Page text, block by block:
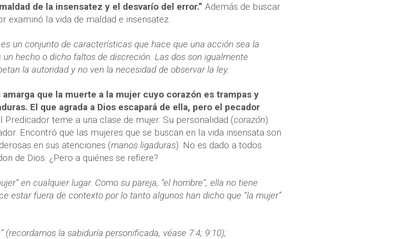
de la insensatez y el desvarío del error.” Además de buscar
examinó la vida de maldad e insensatez.
un conjunto de características que hace que una acción sea la
hecho o dicho faltos de discreción. Las dos son igualmente
la autoridad y no ven la necesidad de observar la ley.
amarga que la muerte a la mujer cuyo corazón es trampas y
El que agrada a Dios escapará de ella, pero el pecador
Predicador teme a una clase de mujer. Su personalidad (corazón)
Encontró que las mujeres que se buscan en la vida insensata son
en sus atenciones (manos ligaduras). No es dado a todos
de Dios. ¿Pero a quiénes se refiere?
en cualquier lugar. Como su pareja, “el hombre”, ella no tiene
estar fuera de contexto por lo tanto algunos han dicho que “la mujer”
(recordamos la sabiduría personificada, véase 7:4; 9:10);